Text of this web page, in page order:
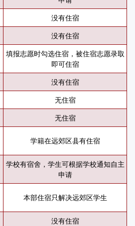
没有住宿
没有住宿
填报志愿时勾选住宿，被住宿志愿录取
即可住宿
没有住宿
无住宿
无住宿
学籍在远郊区县有住宿
学校有宿舍，学生可根据学校通知自主
申请
本部住宿只解决远郊区学生
没有住宿